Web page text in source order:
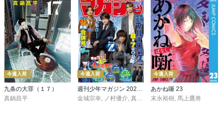
今週入荷
九条の大罪（１７）
真鍋昌平
今週入荷
週刊少年マガジン 2026年36・37号[2026年8月5日発売]
金城宗幸, ノ村優介, 真島ヒロ ,宮島礼吏,新川直司
今週入荷
あかね噺 23
末永裕樹, 馬上鷹将